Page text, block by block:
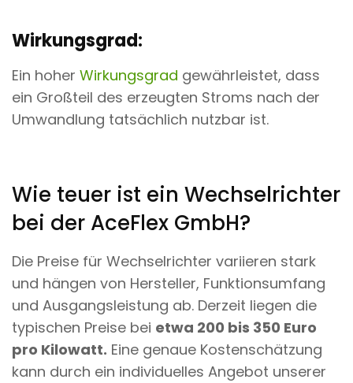
Wirkungsgrad:
Ein hoher Wirkungsgrad gewährleistet, dass
ein Großteil des erzeugten Stroms nach der
Umwandlung tatsächlich nutzbar ist.
Wie teuer ist ein Wechselrichter
bei der AceFlex GmbH?
Die Preise für Wechselrichter variieren stark
und hängen von Hersteller, Funktionsumfang
und Ausgangsleistung ab. Derzeit liegen die
typischen Preise bei etwa 200 bis 350 Euro
pro Kilowatt. Eine genaue Kostenschätzung
kann durch ein individuelles Angebot unserer